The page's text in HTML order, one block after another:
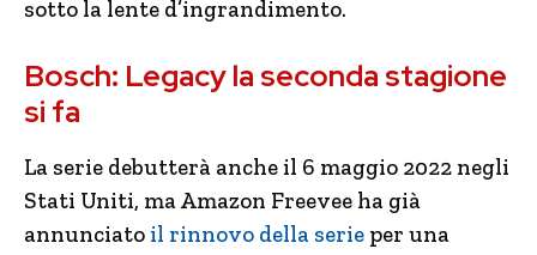
sotto la lente d’ingrandimento.
Bosch: Legacy la seconda stagione
si fa
La serie debutterà anche il 6 maggio 2022 negli
Stati Uniti, ma Amazon Freevee ha già
annunciato il rinnovo della serie per una